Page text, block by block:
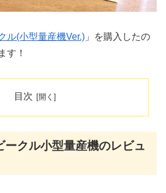
ル(小型量産機Ver.) 」を購入したの
す！
目次
ークル小型量産機のレビュ